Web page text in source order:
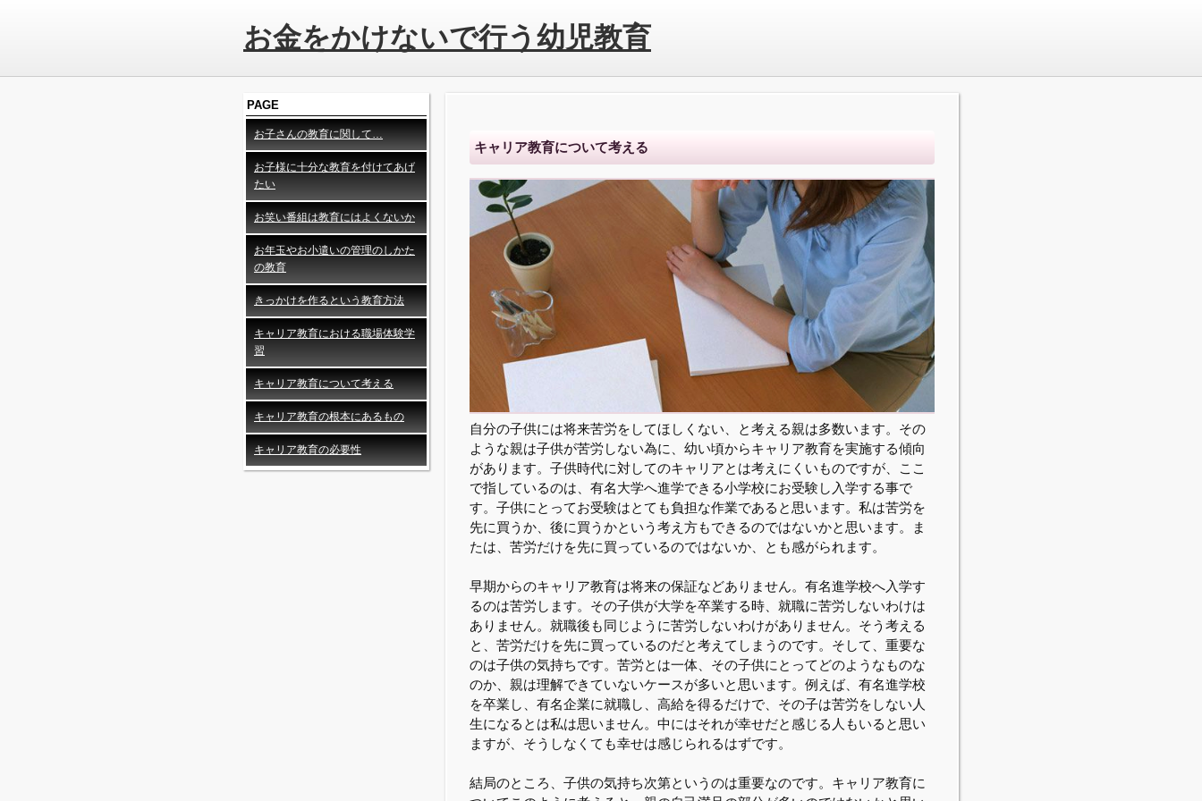
お金をかけないで行う幼児教育
PAGE
お子さんの教育に関して…
お子様に十分な教育を付けてあげ
たい
お笑い番組は教育にはよくないか
お年玉やお小遣いの管理のしかた
の教育
きっかけを作るという教育方法
キャリア教育における職場体験学
習
キャリア教育について考える
キャリア教育の根本にあるもの
キャリア教育の必要性
キャリア教育について考える
自分の子供には将来苦労をしてほしくない、と考える親は多数います。その
ような親は子供が苦労しない為に、幼い頃からキャリア教育を実施する傾向
があります。子供時代に対してのキャリアとは考えにくいものですが、ここ
で指しているのは、有名大学へ進学できる小学校にお受験し入学する事で
す。子供にとってお受験はとても負担な作業であると思います。私は苦労を
先に買うか、後に買うかという考え方もできるのではないかと思います。ま
たは、苦労だけを先に買っているのではないか、とも感がられます。
早期からのキャリア教育は将来の保証などありません。有名進学校へ入学す
るのは苦労します。その子供が大学を卒業する時、就職に苦労しないわけは
ありません。就職後も同じように苦労しないわけがありません。そう考える
と、苦労だけを先に買っているのだと考えてしまうのです。そして、重要な
のは子供の気持ちです。苦労とは一体、その子供にとってどのようなものな
のか、親は理解できていないケースが多いと思います。例えば、有名進学校
を卒業し、有名企業に就職し、高給を得るだけで、その子は苦労をしない人
生になるとは私は思いません。中にはそれが幸せだと感じる人もいると思い
ますが、そうしなくても幸せは感じられるはずです。
結局のところ、子供の気持ち次第というのは重要なのです。キャリア教育に